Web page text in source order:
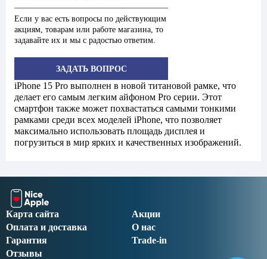
Если у вас есть вопросы по действующим
акциям, товарам или работе магазина, то
задавайте их и мы с радостью ответим.
ЗАДАТЬ ВОПРОС
iPhone 15 Pro выполнен в новой титановой рамке, что
делает его самым легким айфоном Pro серии. Этот
смартфон также может похвастаться самыми тонкими
рамками среди всех моделей iPhone, что позволяет
максимально использовать площадь дисплея и
погрузиться в мир ярких и качественных изображений.
Акции
О нас
Оплата и доставка
Trade-in
Гарантия
Отзывы
Карта сайта